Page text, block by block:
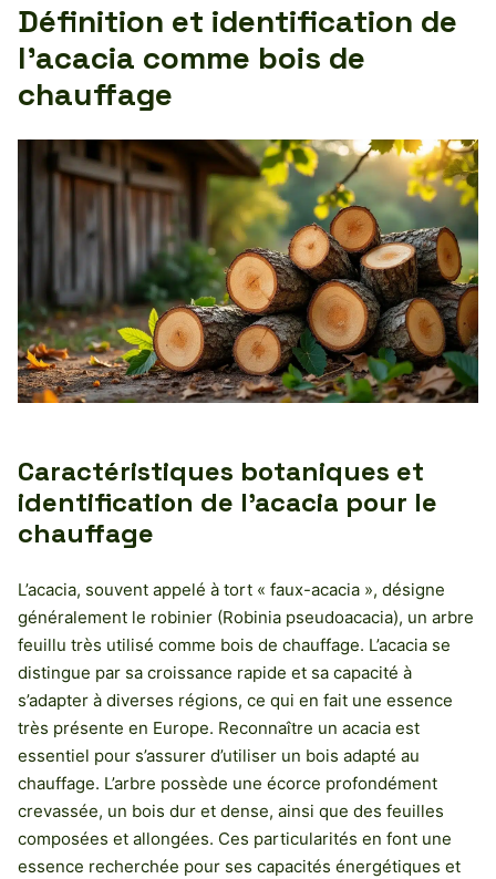
Définition et identification de
l’acacia comme bois de
chauffage
Caractéristiques botaniques et
identification de l’acacia pour le
chauffage
L’acacia, souvent appelé à tort « faux-acacia », désigne
généralement le robinier (Robinia pseudoacacia), un arbre
feuillu très utilisé comme bois de chauffage. L’acacia se
distingue par sa croissance rapide et sa capacité à
s’adapter à diverses régions, ce qui en fait une essence
très présente en Europe. Reconnaître un acacia est
essentiel pour s’assurer d’utiliser un bois adapté au
chauffage. L’arbre possède une écorce profondément
crevassée, un bois dur et dense, ainsi que des feuilles
composées et allongées. Ces particularités en font une
essence recherchée pour ses capacités énergétiques et